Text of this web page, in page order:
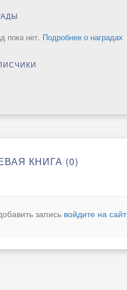
пока нет. Подробнее о наградах
КНИГА (0)
запись войдите на сайт